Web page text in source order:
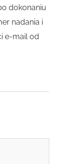
dokonaniu
nadania i
e-mail od